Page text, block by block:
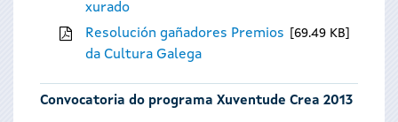
xurado
Resolución gañadores Premios
da Cultura Galega
69.49 KB
Convocatoria do programa Xuventude Crea 2013